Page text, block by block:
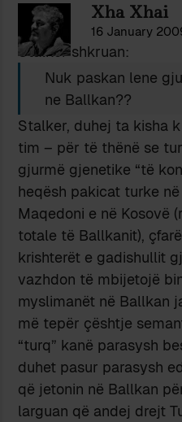
Xha Xhai
16 January
Stalker shkruan:
Nuk paskan lene
ne Ballkan??
Stalker, duhej ta kisha
tim – për të thënë se
gjurmë gjenetike “të
heqësh pakicat turke
Maqedoni e në Kosovë
totale të Ballkanit),
krishterët e gadishullit
vazhdon të mbijetojë
myslimanët në Ballkan
më tepër çështje
“turq” kanë parasysh
duhet pasur parasysh
që jetonin në Ballkan
larguan që andej drejt